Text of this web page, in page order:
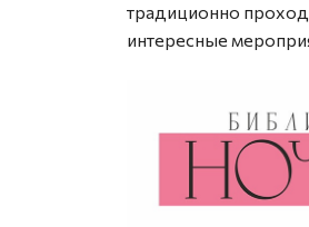
традиционно
интересные